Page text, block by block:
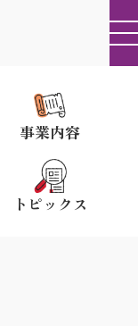
事業内容
トピックス